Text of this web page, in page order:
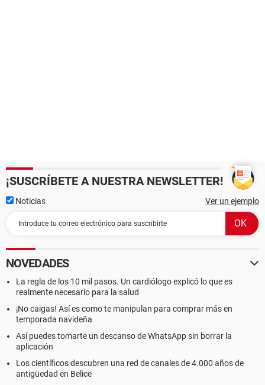
¡SUSCRÍBETE A NUESTRA NEWSLETTER!
Noticias Ver un ejemplo
NOVEDADES
La regla de los 10 mil pasos. Un cardiólogo explicó lo que es
realmente necesario para la salud
¡No caigas! Así es como te manipulan para comprar más en
temporada navideña
Así puedes tomarte un descanso de WhatsApp sin borrar la
aplicación
Los científicos descubren una red de canales de 4.000 años de
antigüedad en Belice